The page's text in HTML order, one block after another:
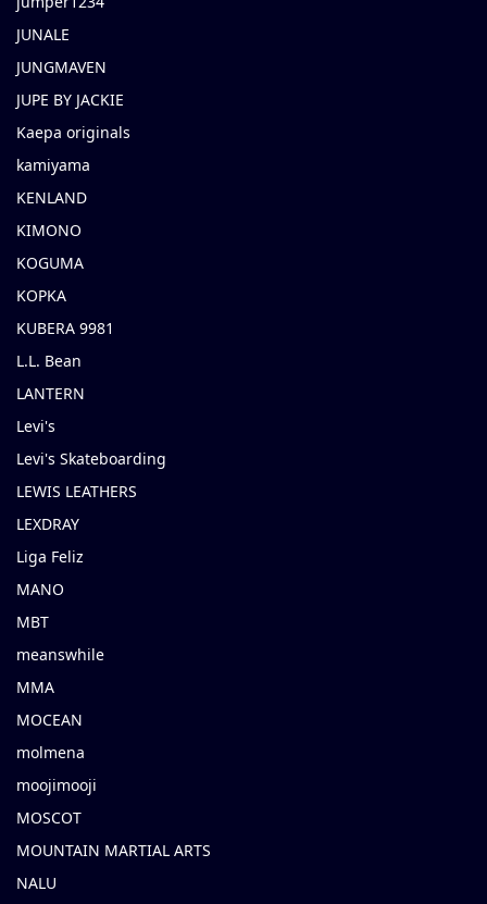
JUNALE
JUNGMAVEN
JUPE BY JACKIE
Kaepa originals
kamiyama
KENLAND
KIMONO
KOGUMA
KOPKA
KUBERA 9981
L.L. Bean
LANTERN
Levi's
Levi's Skateboarding
LEWIS LEATHERS
LEXDRAY
Liga Feliz
MANO
MBT
meanswhile
MMA
MOCEAN
molmena
moojimooji
MOSCOT
MOUNTAIN MARTIAL ARTS
NALU